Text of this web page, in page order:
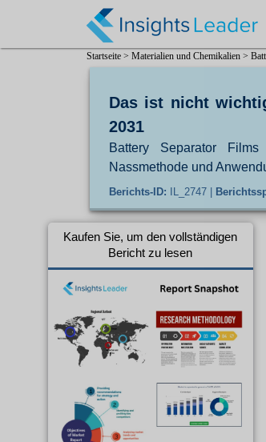
Startseite > Materialien und Chemikalien >
Das ist nicht
2031
Battery Separator
Nassmethode und
Berichts-ID: IL_2747 |
Kaufen Sie, um den vollständigen
Bericht zu lesen